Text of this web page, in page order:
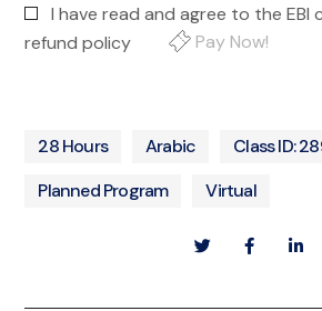
I have read and agree to the EBI
refund policy
Pay Now!
28 Hours Arabic
Class ID:
Planned Program
Virtual